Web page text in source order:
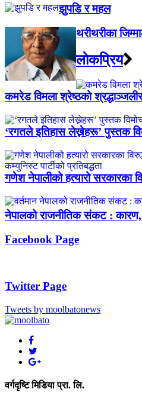
झुपडि र महल
थरीथरीका
लाेकप्रिय
कमरेड विमला श्रेष्ठको
‘रगतले इतिहास लेख्नेहरू’ पुस्तक
गणेश नेपालीको हत्यारो सरकारका
नेपालको राजनीतिक संकट :
Facebook Page
Twitter Page
Tweets by moolbatonews
वर्गदृष्टि मिडिया प्रा. लि.